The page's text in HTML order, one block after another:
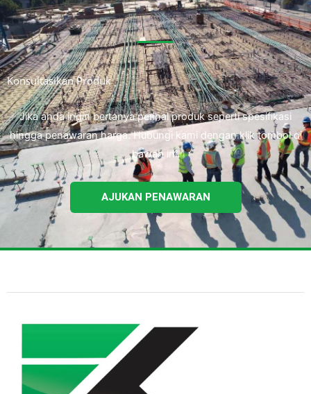
Konsultasikan Produk
Jika anda ingin bertanya perihal produk seperti spesifikasi
hingga penawaran harga. Hubungi kami dengan klik tombol di
bawah ini.
AJUKAN PENAWARAN